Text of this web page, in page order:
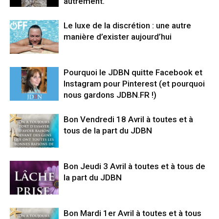
Le luxe de la discrétion : une autre
manière d’exister aujourd’hui
Pourquoi le JDBN quitte Facebook et
Instagram pour Pinterest (et pourquoi
nous gardons JDBN.FR !)
Bon Vendredi 18 Avril à toutes et à
tous de la part du JDBN
Bon Jeudi 3 Avril à toutes et à tous de
la part du JDBN
Bon Mardi 1er Avril à toutes et à tous